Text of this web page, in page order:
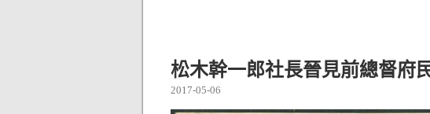
松木幹一郎社長晉見前總督府
2017-05-06